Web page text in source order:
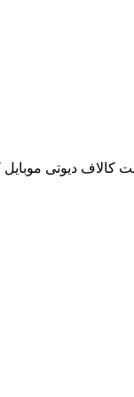
دیوتی موبایل کد